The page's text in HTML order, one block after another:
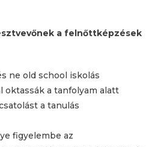
a felnőttképzések
ne old school iskolás
oktassák a tanfolyam alatt
a tanulás
figyelembe az